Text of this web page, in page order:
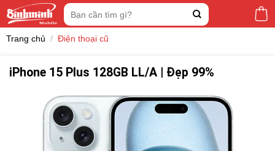
Tìm
kiếm:
Trang chủ / Điện thoại cũ
iPhone 15 Plus 128GB LL/A | Đẹp 99%